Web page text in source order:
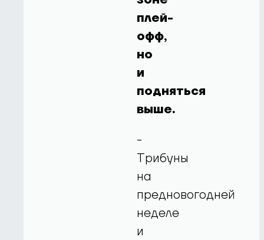
плей-
офф,
но
и
подняться
выше.
-
Трибуны
на
предновогодней
неделе
и